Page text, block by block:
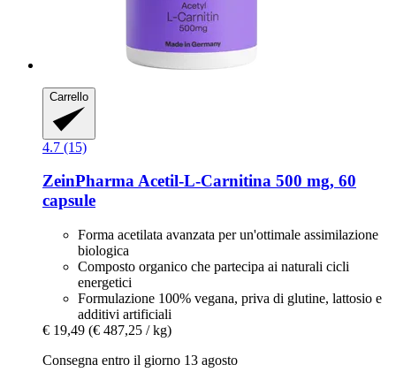
Carrello
4.7 (15)
ZeinPharmaAcetil-​L-​Carnitina 500 mg, 60
capsule
Forma acetilata avanzata per un'ottimale assimilazione
biologica
Composto organico che partecipa ai naturali cicli
energetici
Formulazione 100% vegana, priva di glutine, lattosio e
additivi artificiali
€ 19,49 (€ 487,25 / kg)
Consegna entro il giorno 13 agosto